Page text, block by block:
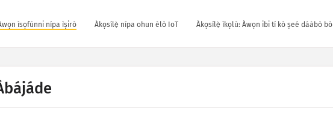
ìsọfúnni nípa ìṣirò Àkọsílẹ̀ nípa ohun èlò IoT Àkọsílẹ̀ ìkọlù: Àwọn ibi tí kò ṣeé dáàbò bò